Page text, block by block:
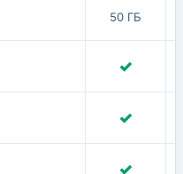
50 ГБ
✓
✓
✓